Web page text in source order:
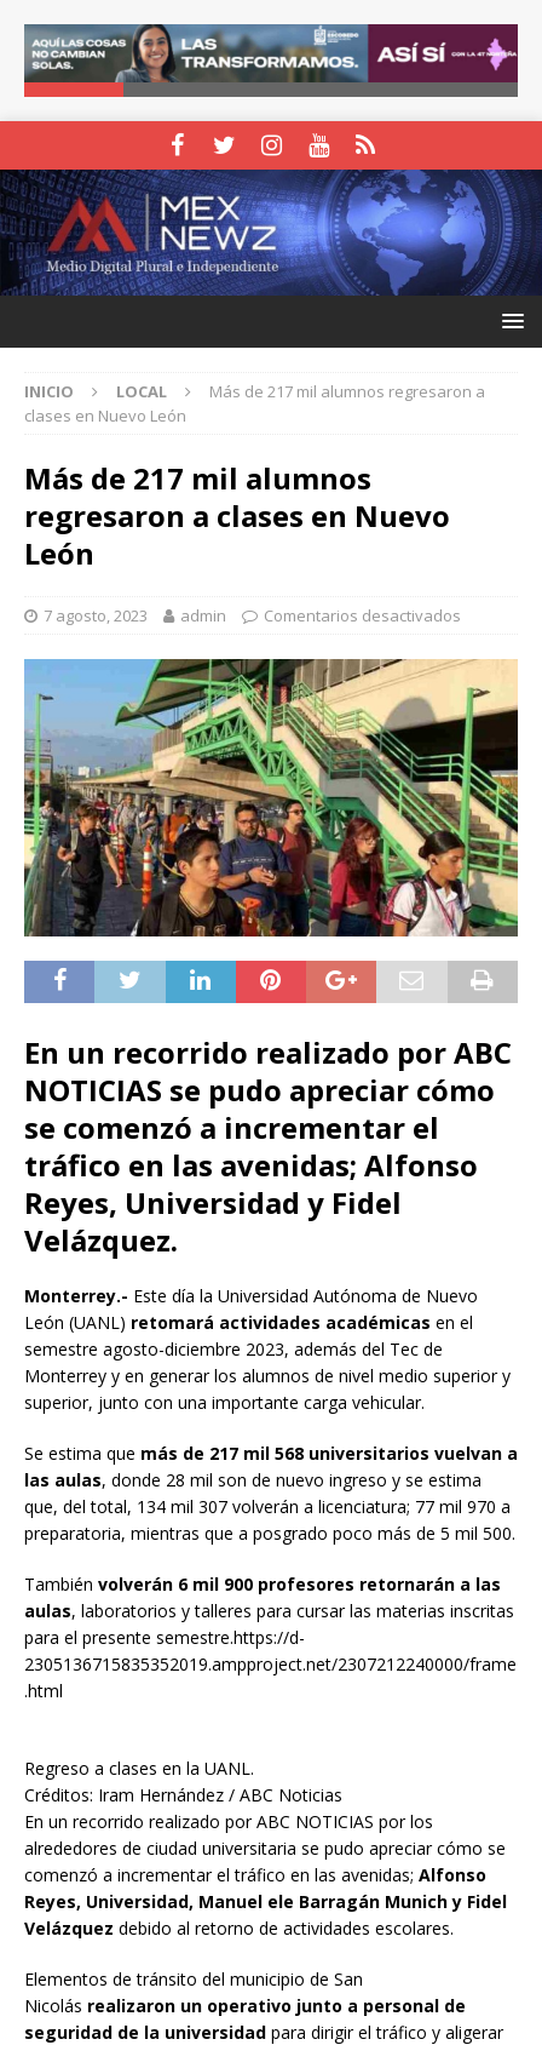
INICIO LOCAL
Más de 217 mil alumnos regresaron a
clases en Nuevo León
Más de 217 mil alumnos
regresaron a clases en Nuevo
León
7 agosto, 2023 admin Comentarios desactivados
En un recorrido realizado por ABC
NOTICIAS se pudo apreciar cómo
se comenzó a incrementar el
tráfico en las avenidas; Alfonso
Reyes, Universidad y Fidel
Velázquez.
Monterrey.- Este día la Universidad Autónoma de Nuevo
León (UANL) retomará actividades académicas en el
semestre agosto-diciembre 2023, además del Tec de
Monterrey y en generar los alumnos de nivel medio superior y
superior, junto con una importante carga vehicular.
Se estima que más de 217 mil 568 universitarios vuelvan a
las aulas, donde 28 mil son de nuevo ingreso y se estima
que, del total, 134 mil 307 volverán a licenciatura; 77 mil 970 a
preparatoria, mientras que a posgrado poco más de 5 mil 500.
También volverán 6 mil 900 profesores retornarán a las
aulas, laboratorios y talleres para cursar las materias inscritas
para el presente semestre.https://d-
2305136715835352019.ampproject.net/2307212240000/frame
.html
Regreso a clases en la UANL.
Créditos: Iram Hernández / ABC Noticias
En un recorrido realizado por ABC NOTICIAS por los
alrededores de ciudad universitaria se pudo apreciar cómo se
comenzó a incrementar el tráfico en las avenidas; Alfonso
Reyes, Universidad, Manuel ele Barragán Munich y Fidel
Velázquez debido al retorno de actividades escolares.
Elementos de tránsito del municipio de San
Nicolás realizaron un operativo junto a personal de
seguridad de la universidad para dirigir el tráfico y aligerar